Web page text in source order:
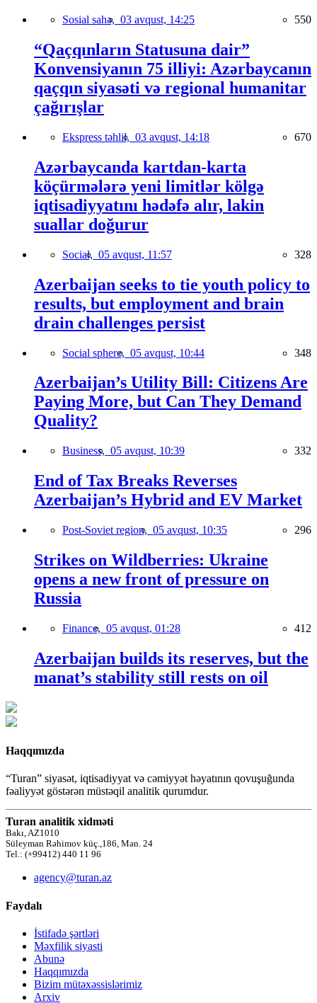
Sosial sahə, 03 avqust, 14:25 550
“Qaçqınların Statusuna dair”
Konvensiyanın 75 illiyi: Azərbaycanın
qaçqın siyasəti və regional humanitar
çağırışlar
Ekspress təhlil, 03 avqust, 14:18 670
Azərbaycanda kartdan-karta
köçürmələrə yeni limitlər kölgə
iqtisadiyyatını hədəfə alır, lakin
suallar doğurur
Social, 05 avqust, 11:57 328
Azerbaijan seeks to tie youth policy to
results, but employment and brain
drain challenges persist
Social sphere, 05 avqust, 10:44 348
Azerbaijan’s Utility Bill: Citizens Are
Paying More, but Can They Demand
Quality?
Business, 05 avqust, 10:39 332
End of Tax Breaks Reverses
Azerbaijan’s Hybrid and EV Market
Post-Soviet region, 05 avqust, 10:35 296
Strikes on Wildberries: Ukraine
opens a new front of pressure on
Russia
Finance, 05 avqust, 01:28 412
Azerbaijan builds its reserves, but the
manat’s stability still rests on oil
Haqqımızda
“Turan” siyasət, iqtisadiyyat və cəmiyyət həyatının qovuşuğunda
fəaliyyət göstərən müstəqil analitik qurumdur.
Turan analitik xidməti
Bakı, AZ1010
Süleyman Rəhimov küç.,186, Mən. 24
Tel.: (+99412) 440 11 96
agency@turan.az
Faydalı
İstifadə şərtləri
Məxfilik siyasti
Abunə
Haqqımızda
Bizim mütəxəssislərimiz
Arxiv